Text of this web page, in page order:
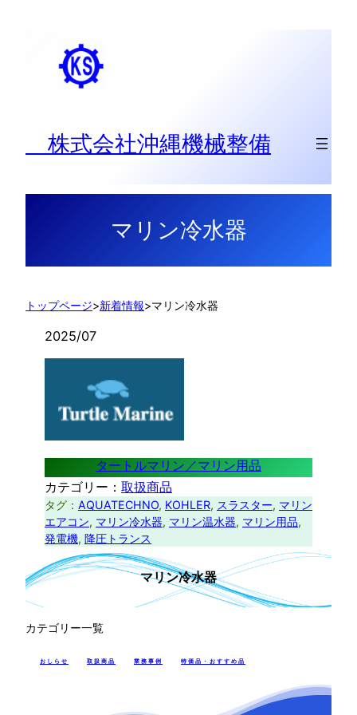
株式会社沖縄機械整備
マリン冷水器
トップページ>新着情報>マリン冷水器
2025/07
タートルマリン／マリン用品
カテゴリー： 取扱商品
タグ： AQUATECHNO, KOHLER, スラスター, マリン
エアコン, マリン冷水器, マリン温水器, マリン用品
発電機, 降圧トランス
マリン冷水器
カテゴリー一覧
おしらせ 取扱商品 業務事例 特価品・おすすめ品